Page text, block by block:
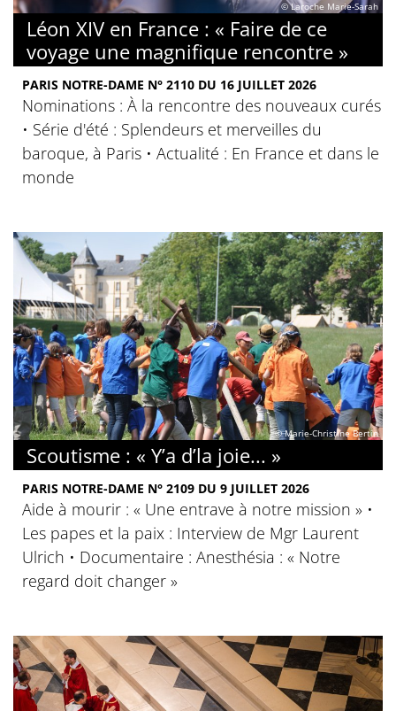
© Laroche Marie-Sarah
Léon XIV en France : « Faire de ce
voyage une magnifique rencontre »
PARIS NOTRE-DAME N° 2110 DU 16 JUILLET 2026
Nominations : À la rencontre des nouveaux curés
• Série d'été : Splendeurs et merveilles du
baroque, à Paris • Actualité : En France et dans le
monde
© Marie-Christine Bertin
Scoutisme : « Y’a d’la joie... »
PARIS NOTRE-DAME N° 2109 DU 9 JUILLET 2026
Aide à mourir : « Une entrave à notre mission » •
Les papes et la paix : Interview de Mgr Laurent
Ulrich • Documentaire : Anesthésia : « Notre
regard doit changer »